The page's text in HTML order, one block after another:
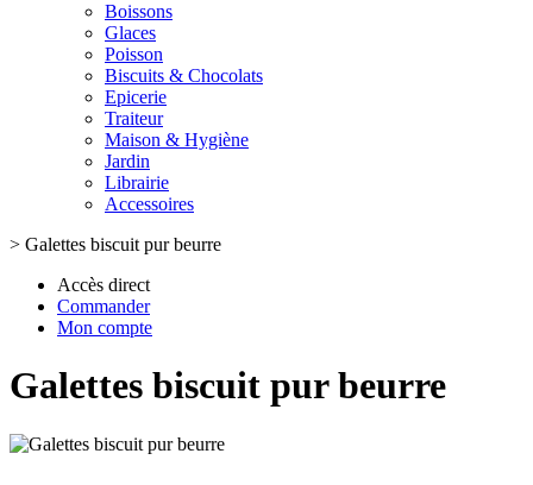
Boissons
Glaces
Poisson
Biscuits & Chocolats
Epicerie
Traiteur
Maison & Hygiène
Jardin
Librairie
Accessoires
> Galettes biscuit pur beurre
Accès direct
Commander
Mon compte
Galettes biscuit pur beurre